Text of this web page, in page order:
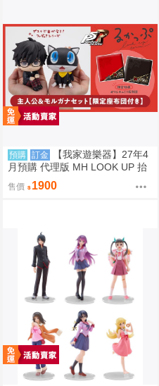
預購 訂金
【我家遊樂器】27年4
月預購 代理版 MH LOOK UP 抬
頭系列 女神異聞錄5 皇家版 Joke
r＆摩爾 特典版
售價 1900